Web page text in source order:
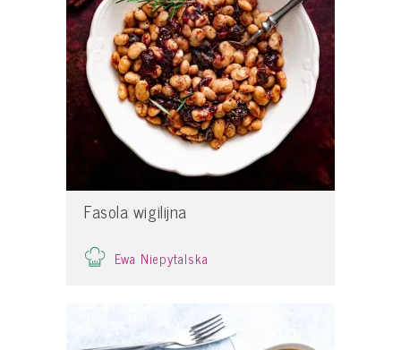
Fasola wigilijna
Ewa Niepytalska